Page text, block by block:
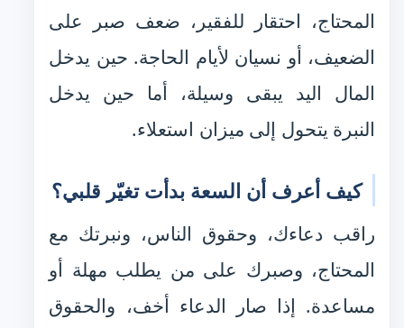
المحتاج، احتقار للفقير، ضعف صبر على
الضعيف، أو نسيان لأيام الحاجة. حين يدخل
المال اليد يبقى وسيلة، أما حين يدخل
النبرة يتحول إلى ميزان استعلاء.
كيف أعرف أن السعة بدأت تغيّر قلبي؟
راقب دعاءك، وحقوق الناس، ونبرتك مع
المحتاج، وصبرك على من يطلب مهلة أو
مساعدة. إذا صار الدعاء أخف، والحقوق